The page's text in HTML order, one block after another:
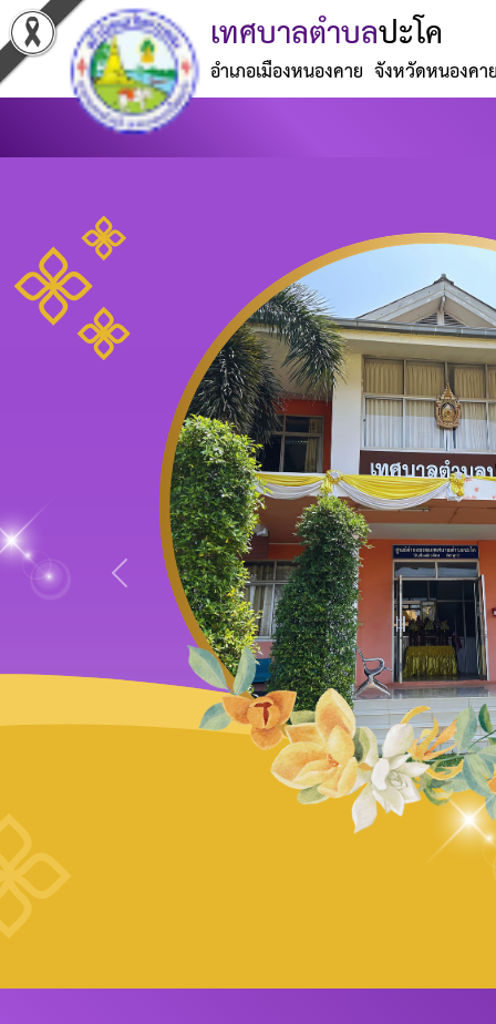
เทศบาลตำบลปะโค
อำเภอเมืองหนองคาย จังหวัดหนองคา
Previous